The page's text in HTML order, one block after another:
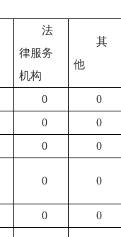
法
律服务
机构
其
他
0 0
0 0
0 0
0 0
0 0